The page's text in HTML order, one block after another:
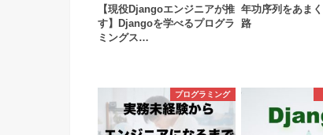
【現役Djangoエンジニアが推
す】Djangoを学べるプログラ
ミングス…
年功序列をあま
路
プログラミング